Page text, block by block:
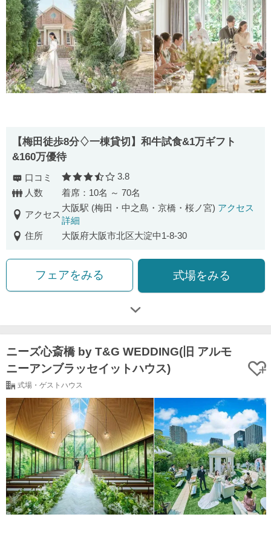
【梅田徒歩8分♢一棟貸切】和牛試食&1万ギフト
&160万優待
口コミ 口コミ評価
3.8
人数
着席：10名 ～ 70名
アクセス
大阪駅 (梅田・中之島・京橋・桜ノ宮) アクセス
詳細
住所
大阪府大阪市北区大淀中1-8-30
フェアをみる 式場をみる
ニーズ心斎橋 by T&G WEDDING(旧 アルモ
ニーアンブラッセイットハウス)
式場・ゲストハウス